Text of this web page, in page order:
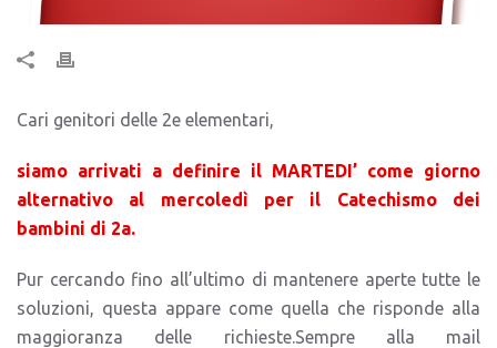
Cari genitori delle 2e elementari,
siamo arrivati a definire il MARTEDI’ come giorno
alternativo al mercoledì per il Catechismo dei
bambini di 2a.
Pur cercando fino all’ultimo di mantenere aperte tutte le
soluzioni, questa appare come quella che risponde alla
maggioranza delle richieste.Sempre alla mail